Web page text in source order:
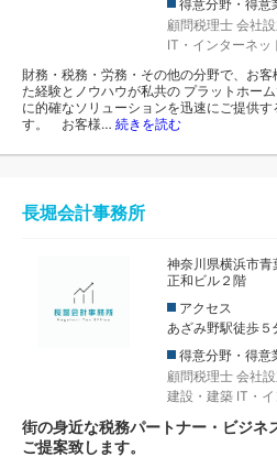
得意分野・得意
顧問税理士 会社
IT・インターネッ
財務・税務・労務・その他の分野で、お
た経験とノウハウが私共の プラットホー
に的確なソリューションを迅速にご提供
す。 お客様… 続きを読む
長堀会計事務所
神奈川県横浜市
正和ビル２階
アクセス
あざみ野駅徒歩５
得意分野・得意
顧問税理士 会社
建設・建築 IT・
街の身近な税務パートナー・ビジネ
ご提案致します。